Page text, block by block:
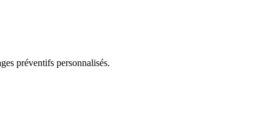
préventifs personnalisés.